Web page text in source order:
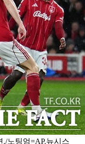
노팅엄=AP.뉴시스